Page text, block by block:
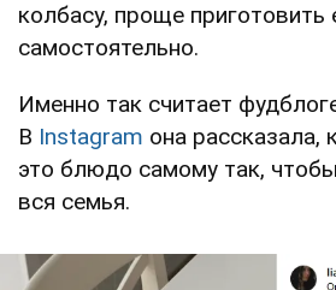
колбасу, проще приготовить
самостоятельно.
Именно так считает
В Instagram она рассказала,
это блюдо самому так,
вся семья.